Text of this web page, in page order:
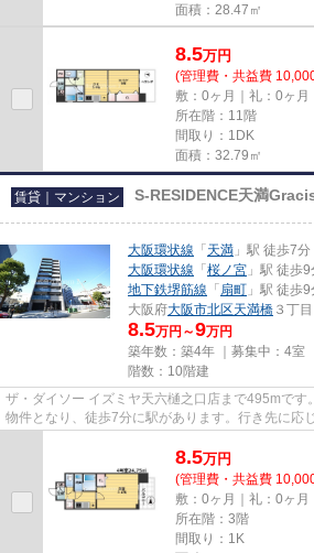
面積：28.47㎡
8.5万円
(管理費・共益費
敷：0ヶ月｜礼：0ヶ月
所在階：11階
間取り：1DK
面積：32.79㎡
賃貸｜マンション S-RESIDENCE天満
大阪環状線 「 天満 」駅 徒歩7分
大阪環状線 「 桜ノ宮 」駅 徒歩9
地下鉄堺筋線 「 扇町 」駅 徒歩9
大阪府大阪市北区天満橋 ３丁目
8.5万円～9万円
築年数：築4年 ｜募集中： 4室
階数：10階建
ザ・ダイソー イズミヤ天六樋之口店まで495mです
物件となり、徒歩7分に駅があります。行き先に応
8.5万円
(管理費・共益費
敷：0ヶ月｜礼：0ヶ月
所在階：3階
間取り：1K